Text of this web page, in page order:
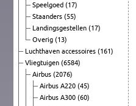
Speelgoed (17)
Staanders (55)
Landingsgestellen (17)
Overig (13)
Luchthaven accessoires (161)
Vliegtuigen (6584)
Airbus (2076)
Airbus A220 (45)
Airbus A300 (60)